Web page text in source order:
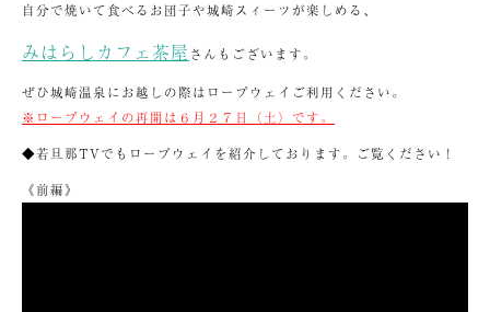
自分で焼いて食べるお団子や城崎スィーツが楽しめる、
みはらしカフェ茶屋 さんもございます。
ぜひ城崎温泉にお越しの際はロープウェイご利用ください。
※ロープウェイの再開は６月２７日（土）です。
◆若旦那TVでもロープウェイを紹介しております。ご覧ください！
《前編》